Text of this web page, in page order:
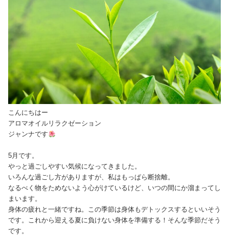
こんにちはー
アロマオイルリラクゼーション
ジャンナです
5月です。
やっと過ごしやすい気候になってきました。
いろんな過ごし方がありますが、私はもっぱら断捨離。
なるべく物をためないよう心がけているけど、いつの間にか溜まってし
まいます。
身体の疲れと一緒ですね。この季節は身体もデトックスするといいそう
です。これから迎える夏に負けない身体を準備する！そんな季節だそう
です。